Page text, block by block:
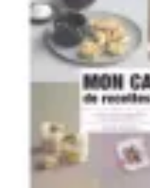
Recettes de Poissons
Recettes de PapilloteRecettes Faciles
MarinadesRecettes de Poisson
Recettes de Poissons